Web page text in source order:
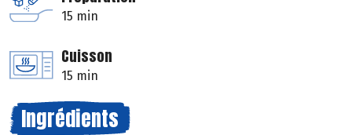
15 min
Cuisson
15 min
Ingrédients